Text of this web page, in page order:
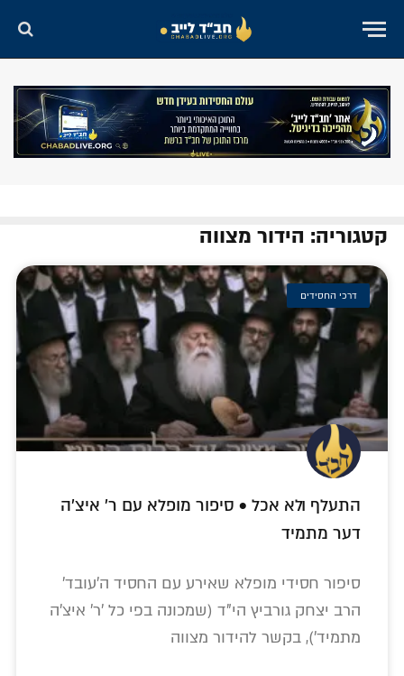
קטגוריה: הידור מצווה
דרכי החסידים
התעלף ולא אכל • סיפור מופלא עם ר' איצ'ה
דער מתמיד
סיפור חסידי מופלא שאירע עם החסיד ה'עובד'
הרב יצחק גורביץ הי"ד (שמכונה בפי כל 'ר' איצ'ה
מתמיד'), בקשר להידור מצווה